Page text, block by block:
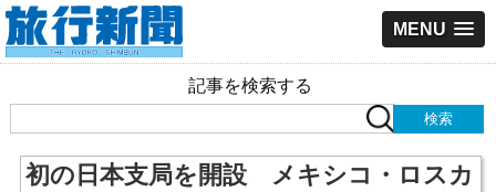
MENU
記事を検索する
初の日本支局を開設 メキシコ・ロスカ